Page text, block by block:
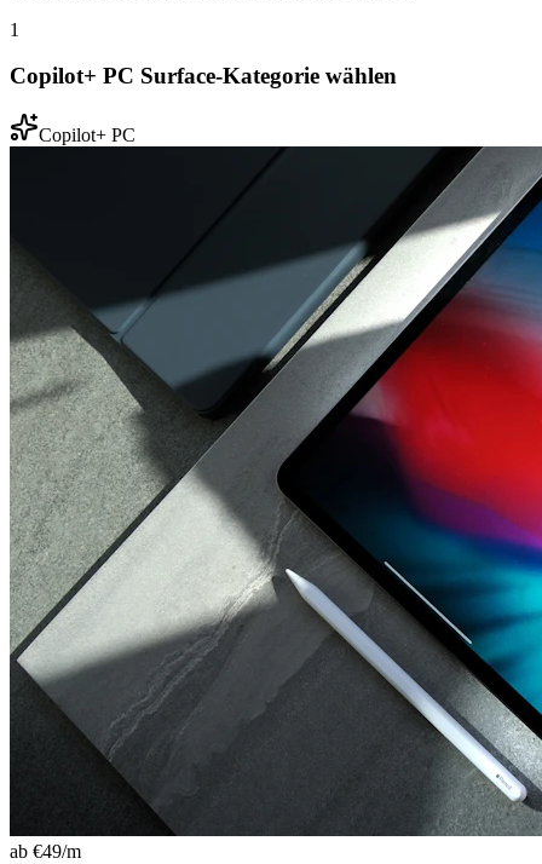
1
Copilot+ PC Surface-Kategorie wählen
Copilot+ PC
ab €49/m